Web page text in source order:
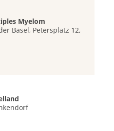
Myelom
Basel, Petersplatz 12,